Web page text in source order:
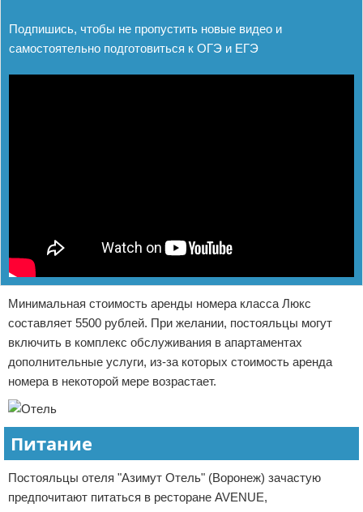
Подпишись, чтобы не пропустить новые видео и
самостоятельно подготовиться к ОГЭ и ЕГЭ
Минимальная стоимость аренды номера класса Люкс
составляет 5500 рублей. При желании, постояльцы могут
включить в комплекс обслуживания в апартаментах
дополнительные услуги, из-за которых стоимость аренда
номера в некоторой мере возрастает.
Питание
Постояльцы отеля "Азимут Отель" (Воронеж) зачастую
предпочитают питаться в ресторане AVENUE,